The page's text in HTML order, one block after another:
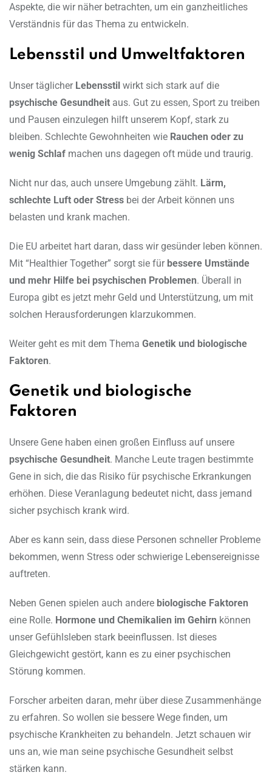
Aspekte, die wir näher betrachten, um ein ganzheitliches
Verständnis für das Thema zu entwickeln.
Lebensstil und Umweltfaktoren
Unser täglicher Lebensstil wirkt sich stark auf die
psychische Gesundheit aus. Gut zu essen, Sport zu treiben
und Pausen einzulegen hilft unserem Kopf, stark zu
bleiben. Schlechte Gewohnheiten wie Rauchen oder zu
wenig Schlaf machen uns dagegen oft müde und traurig.
Nicht nur das, auch unsere Umgebung zählt. Lärm,
schlechte Luft oder Stress bei der Arbeit können uns
belasten und krank machen.
Die EU arbeitet hart daran, dass wir gesünder leben können.
Mit “Healthier Together” sorgt sie für bessere Umstände
und mehr Hilfe bei psychischen Problemen. Überall in
Europa gibt es jetzt mehr Geld und Unterstützung, um mit
solchen Herausforderungen klarzukommen.
Weiter geht es mit dem Thema Genetik und biologische
Faktoren.
Genetik und biologische
Faktoren
Unsere Gene haben einen großen Einfluss auf unsere
psychische Gesundheit. Manche Leute tragen bestimmte
Gene in sich, die das Risiko für psychische Erkrankungen
erhöhen. Diese Veranlagung bedeutet nicht, dass jemand
sicher psychisch krank wird.
Aber es kann sein, dass diese Personen schneller Probleme
bekommen, wenn Stress oder schwierige Lebensereignisse
auftreten.
Neben Genen spielen auch andere biologische Faktoren
eine Rolle. Hormone und Chemikalien im Gehirn können
unser Gefühlsleben stark beeinflussen. Ist dieses
Gleichgewicht gestört, kann es zu einer psychischen
Störung kommen.
Forscher arbeiten daran, mehr über diese Zusammenhänge
zu erfahren. So wollen sie bessere Wege finden, um
psychische Krankheiten zu behandeln. Jetzt schauen wir
uns an, wie man seine psychische Gesundheit selbst
stärken kann.